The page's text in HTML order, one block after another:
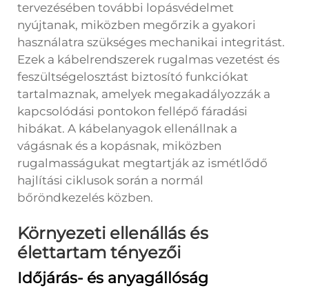
tervezésében további lopásvédelmet
nyújtanak, miközben megőrzik a gyakori
használatra szükséges mechanikai integritást.
Ezek a kábelrendszerek rugalmas vezetést és
feszültségelosztást biztosító funkciókat
tartalmaznak, amelyek megakadályozzák a
kapcsolódási pontokon fellépő fáradási
hibákat. A kábelanyagok ellenállnak a
vágásnak és a kopásnak, miközben
rugalmasságukat megtartják az ismétlődő
hajlítási ciklusok során a normál
bőröndkezelés közben.
Környezeti ellenállás és
élettartam tényezői
Időjárás- és anyagállóság